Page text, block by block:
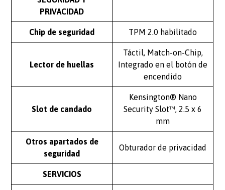
PRIVACIDAD
Chip de seguridad TPM 2.0 habilitado
Lector de huellas
Táctil, Match-on-Chip,
Integrado en el botón de
encendido
Slot de candado
Kensington® Nano
Security Slot™, 2.5 x 6
mm
Otros apartados de
seguridad
Obturador de privacidad
SERVICIOS